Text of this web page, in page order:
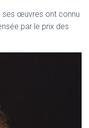
ses œuvres ont connu
par le prix des